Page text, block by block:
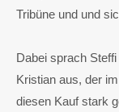
Tribüne und und
Dabei sprach
Kristian aus, der
diesen Kauf stark